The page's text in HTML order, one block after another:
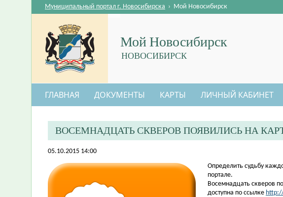
Мой Новосибирск
НОВОСИБИРСК
Муниципальный портал г. Новосибирска › Мой Новосибирск
ГЛАВНАЯ ДОКУМЕНТЫ КАРТЫ ЛИЧНЫЙ КАБИНЕТ
ВОСЕМНАДЦАТЬ СКВЕРОВ ПОЯВИЛИСЬ НА
05.10.2015 14:00
​Определить судьбу
портале.
Восемнадцать скверов
доступна по ссылке